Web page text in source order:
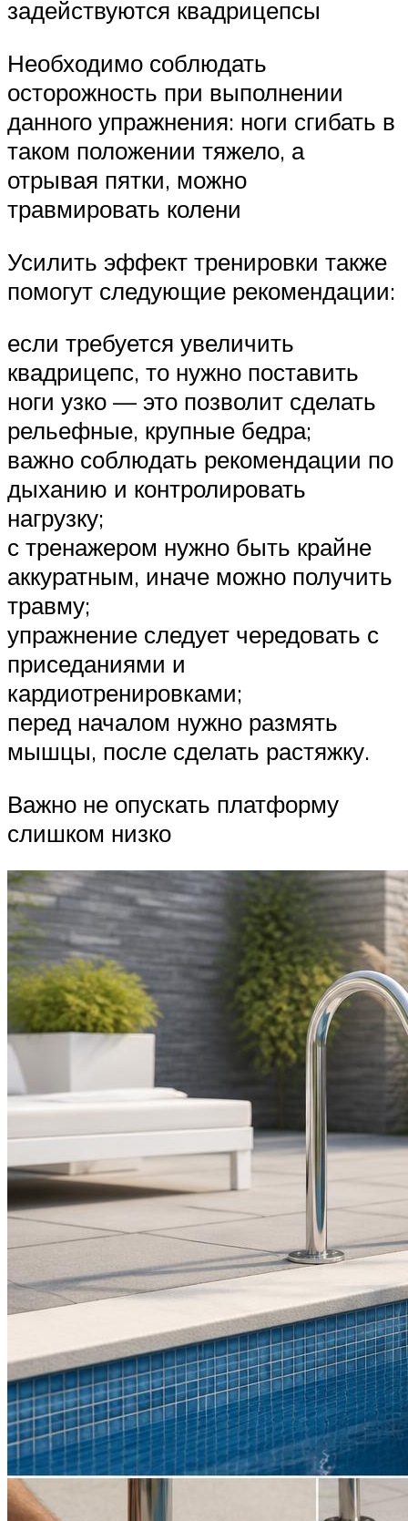
задействуются квадрицепсы
Необходимо соблюдать
осторожность при выполнении
данного упражнения: ноги сгибать в
таком положении тяжело, а
отрывая пятки, можно
травмировать колени
Усилить эффект тренировки также
помогут следующие рекомендации:
если требуется увеличить
квадрицепс, то нужно поставить
ноги узко — это позволит сделать
рельефные, крупные бедра;
важно соблюдать рекомендации по
дыханию и контролировать
нагрузку;
с тренажером нужно быть крайне
аккуратным, иначе можно получить
травму;
упражнение следует чередовать с
приседаниями и
кардиотренировками;
перед началом нужно размять
мышцы, после сделать растяжку.
Важно не опускать платформу
слишком низко